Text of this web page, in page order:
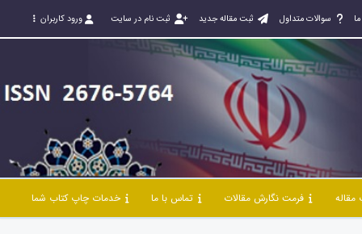
سوالات متداول ثبت مقاله جدید ثبت نام در سایت ورود کاربران
فرمت نگارش مقالات تماس با ما خدمات چاپ کتاب شما